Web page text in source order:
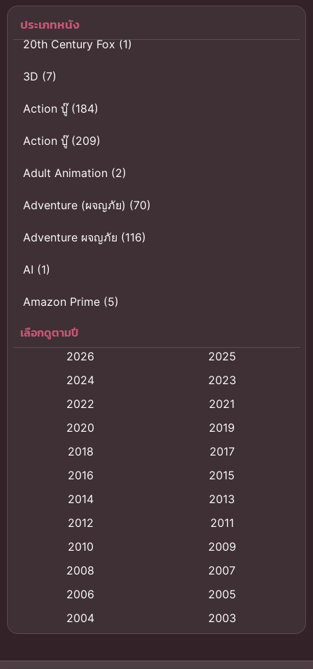
ประเภทหนัง
20th Century Fox(1)
3D (7)
Action บู๊(184)
Action บู๊(209)
Adult Animation (2)
Adventure (ผจญภัย) (70)
Adventure ผจญภัย (116)
AI (1)
Amazon Prime (5)
Anal (ประตูหลัง)
Animation การ์ตูน
Animation อนิเมะ
Animation แอนิเมชัน
(9)
Big tits (นมใหญ่)
Bitch (ผู้หญิงร่าน)
เลือกดูตามปี
2026
2025
2024
2023
2022
2021
2020
2019
2018
2017
2016
2015
2014
2013
2012
2011
2010
2009
2008
2007
2006
2005
2004
2003
2000
1999